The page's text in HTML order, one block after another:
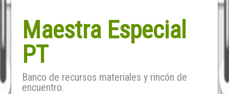
Maestra Especial
PT
Banco de recursos materiales y rincón de
encuentro.